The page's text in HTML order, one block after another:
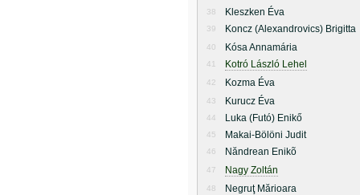
38 Kleszken Éva
39 Koncz (Alexandrovics) Brigitta
40 Kósa Annamária
41 Kotró László Lehel
42 Kozma Éva
43 Kurucz Éva
44 Luka (Futó) Enikő
45 Makai-Bölöni Judit
46 Năndrean Enikõ
47 Nagy Zoltán
48 Negruţ Mărioara